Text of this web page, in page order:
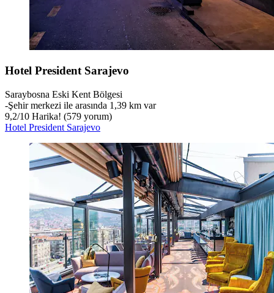
Hotel President Sarajevo
Saraybosna Eski Kent Bölgesi
‐Şehir merkezi ile arasında 1,39 km var
9,2/10 Harika! (579 yorum)
Hotel President Sarajevo